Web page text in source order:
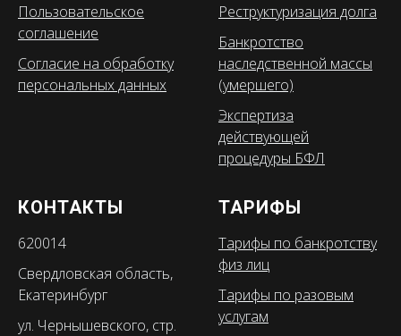
Пользовательское
соглашение
Согласие на обработку
персональных данных
Реструктуризация долга
Банкротство
наследственной массы
(умершего)
Экспертиза
действующей
процедуры БФЛ
КОНТАКТЫ
620014
Свердловская область,
Екатеринбург
ул. Чернышевского, стр.
ТАРИФЫ
Тарифы по банкротству
физ лиц
Тарифы по разовым
услугам